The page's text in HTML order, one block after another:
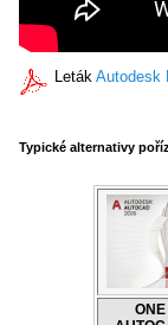
Leták Autodesk
Typické alternativy
ONE